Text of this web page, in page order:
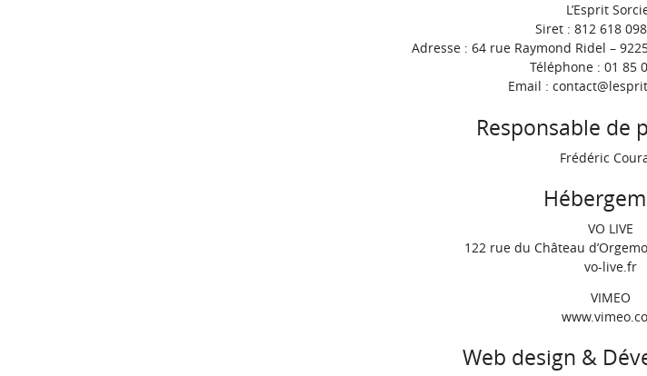
L’Esprit
Siret : 812 618
Adresse : 64 rue Raymond Ridel –
Téléphone : 01 85
Email :
Responsable de
Frédéric
VO LIVE
122 rue du Château
vo-live.fr
VIMEO
Web design &